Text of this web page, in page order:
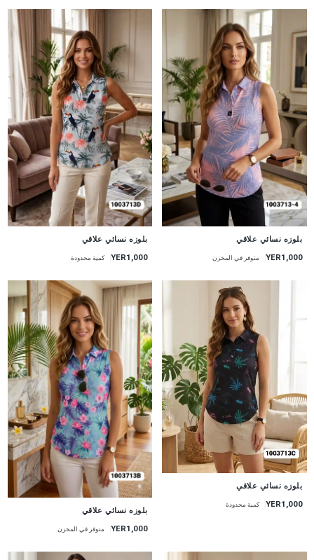
جديد
بلوزه نسائي علاقي
YER1,000 متوفر في المخزن
جديد
بلوزه نسائي علاقي
YER1,000 كمية محدودة
جديد
بلوزه نسائي علاقي
YER1,000 كمية محدودة جديد
بلوزه نسائي علاقي
YER1,000 متوفر في المخزن